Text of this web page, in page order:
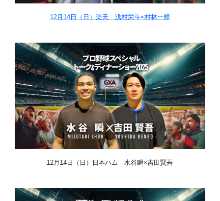
12月14日（日）楽天 浅村栄斗×村林一輝
12月14日（日）日本ハム 水谷瞬×吉田賢吾